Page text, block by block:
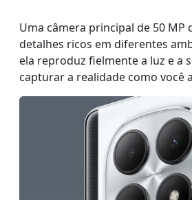
Uma câmera principal de 50 MP
detalhes ricos em diferentes
ela reproduz fielmente a luz e a
capturar a realidade como você